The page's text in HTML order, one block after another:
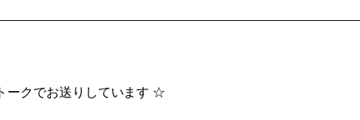
ークでお送りしています ☆